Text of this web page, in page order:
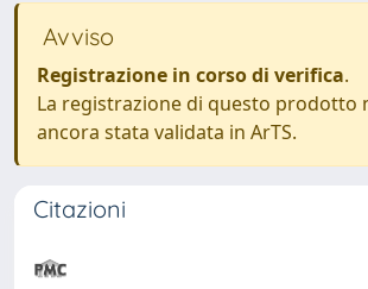
Avviso
Registrazione in corso di verifica.
La registrazione di questo prodotto
ancora stata validata in ArTS.
Citazioni